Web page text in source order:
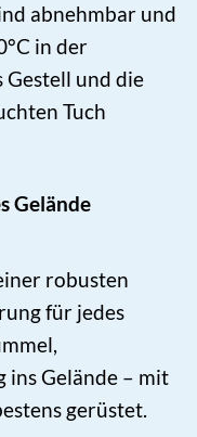
abnehmbar und
in der
Gestell und die
Tuch
Gelände
robusten
für jedes
ins Gelände – mit
gerüstet.